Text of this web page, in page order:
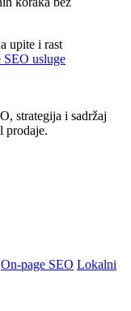
upite i rast
SEO usluge
strategija i sadržaj
prodaje.
On-page SEO Lokalni